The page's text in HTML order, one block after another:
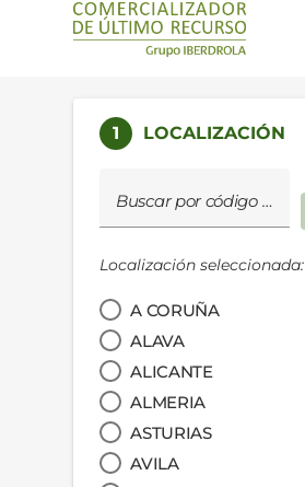
1 LOCALIZACIÓN
Buscar por código postal
Localización seleccionada:
A CORUÑA
ALAVA
ALICANTE
ALMERIA
ASTURIAS
AVILA